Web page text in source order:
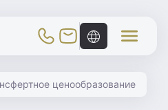
Toggle Mobile Menu
ценообразование